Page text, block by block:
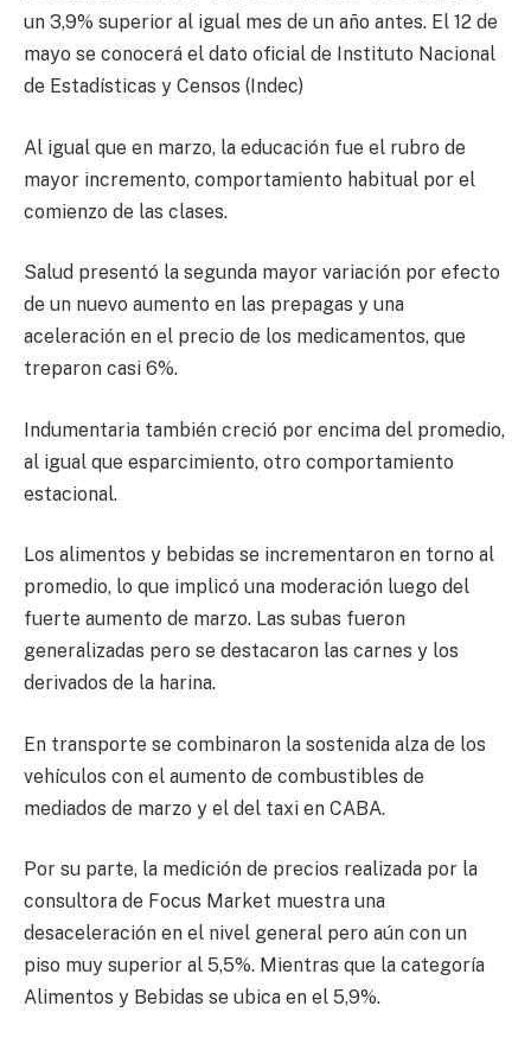
un 3,9% superior al igual mes de un año antes. El 12 de
mayo se conocerá el dato oficial de Instituto Nacional
de Estadísticas y Censos (Indec)
Al igual que en marzo, la educación fue el rubro de
mayor incremento, comportamiento habitual por el
comienzo de las clases.
Salud presentó la segunda mayor variación por efecto
de un nuevo aumento en las prepagas y una
aceleración en el precio de los medicamentos, que
treparon casi 6%.
Indumentaria también creció por encima del promedio,
al igual que esparcimiento, otro comportamiento
estacional.
Los alimentos y bebidas se incrementaron en torno al
promedio, lo que implicó una moderación luego del
fuerte aumento de marzo. Las subas fueron
generalizadas pero se destacaron las carnes y los
derivados de la harina.
En transporte se combinaron la sostenida alza de los
vehículos con el aumento de combustibles de
mediados de marzo y el del taxi en CABA.
Por su parte, la medición de precios realizada por la
consultora de Focus Market muestra una
desaceleración en el nivel general pero aún con un
piso muy superior al 5,5%. Mientras que la categoría
Alimentos y Bebidas se ubica en el 5,9%.